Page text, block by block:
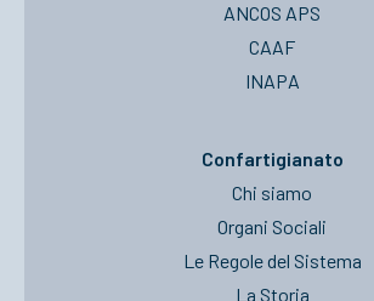
ANCOS APS
CAAF
INAPA
Confartigianato
Chi siamo
Organi Sociali
Le Regole del Sistema
La Storia